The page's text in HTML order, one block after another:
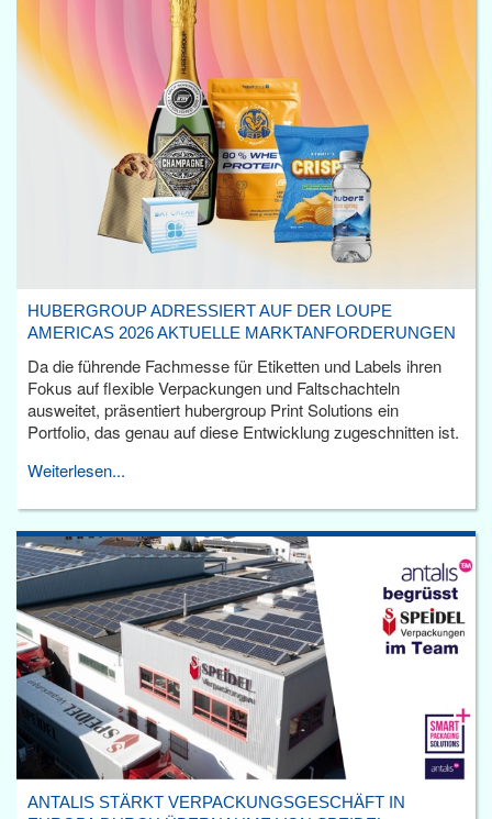
HUBERGROUP ADRESSIERT AUF DER LOUPE
AMERICAS 2026 AKTUELLE MARKTANFORDERUNGEN
Da die führende Fachmesse für Etiketten und Labels ihren
Fokus auf flexible Verpackungen und Faltschachteln
ausweitet, präsentiert hubergroup Print Solutions ein
Portfolio, das genau auf diese Entwicklung zugeschnitten ist.
Weiterlesen...
ANTALIS STÄRKT VERPACKUNGSGESCHÄFT IN